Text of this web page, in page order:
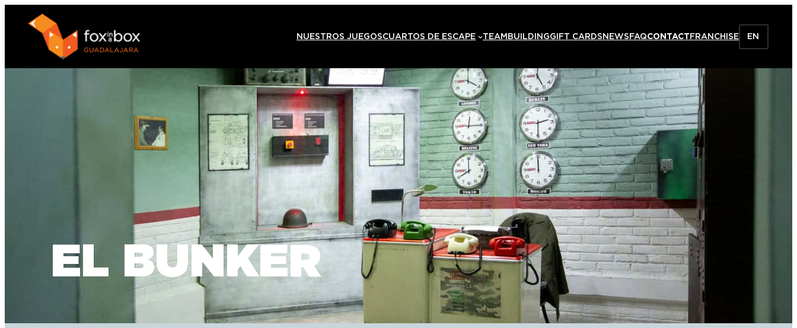
NUESTROS JUEGOSCUARTOS DE ESCAPE TEAMBUILDINGGIFT CARDSNEWSFAQCONTACTFRANCHISE EN
EL BUNKER